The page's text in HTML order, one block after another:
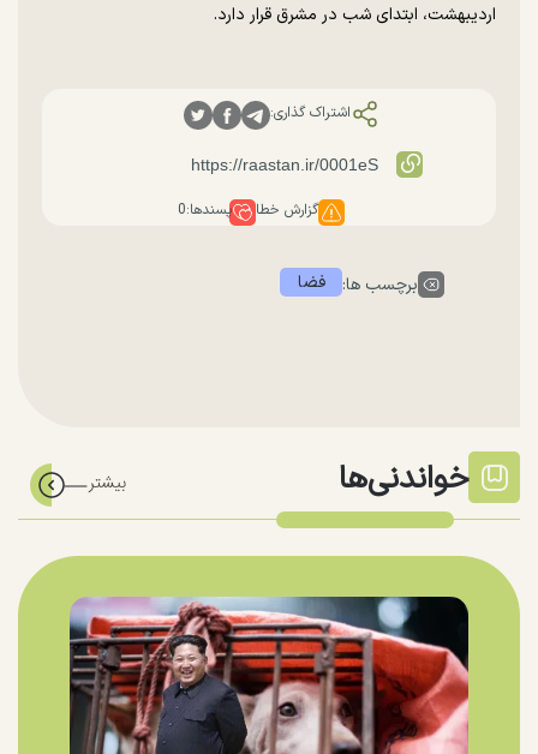
اردیبهشت، ابتدای شب در مشرق قرار دارد.
اشتراک گذاری:
گزارش خطا پسندها:0
برچسب ها: فضا
خواندنی‌ها